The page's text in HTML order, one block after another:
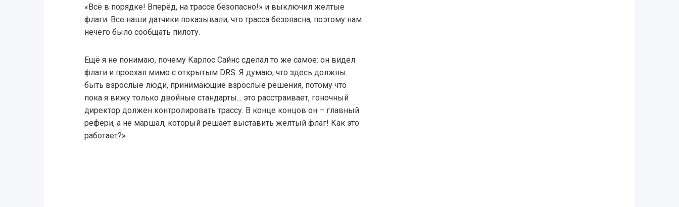
«Всё в порядке! Вперёд, на трассе безопасно!» и выключил желтые
флаги. Все наши датчики показывали, что трасса безопасна, поэтому нам
нечего было сообщать пилоту.
Ещё я не понимаю, почему Карлос Сайнс сделал то же самое: он видел
флаги и проехал мимо с открытым DRS. Я думаю, что здесь должны
быть взрослые люди, принимающие взрослые решения, потому что
пока я вижу только двойные стандарты... это расстраивает, гоночный
директор должен контролировать трассу. В конце концов он – главный
рефери, а не маршал, который решает выставить желтый флаг! Как это
работает?»